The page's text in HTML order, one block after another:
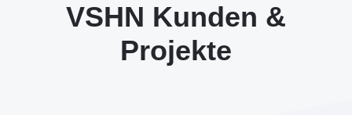
VSHN Kunden &
Projekte